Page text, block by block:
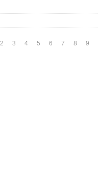
2 3 4 5 6 7 8 9